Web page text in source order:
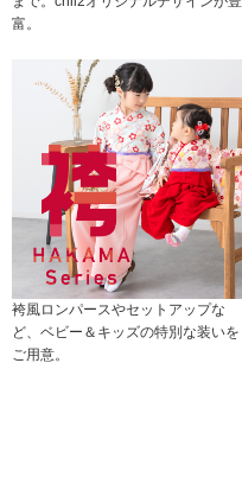
富。
袴風ロンパースやセットアップな
ど、ベビー＆キッズの特別な装いを
ご用意。